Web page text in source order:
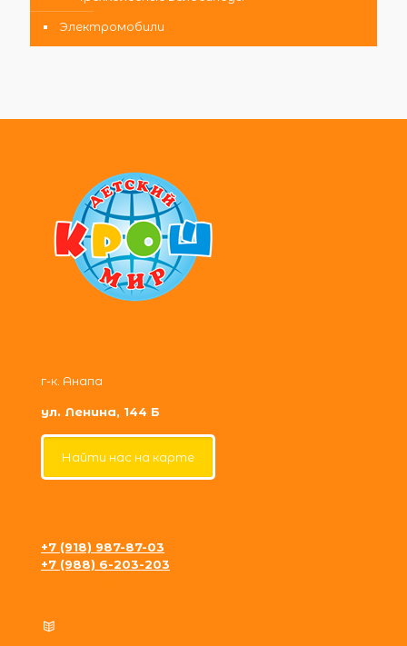
Электромобили
г-к. Анапа
ул. Ленина, 144 Б
Найти нас на карте
+7 (918) 987-87-03
+7 (988) 6-203-203